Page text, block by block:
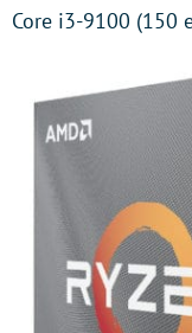
Core i3-9100 (150